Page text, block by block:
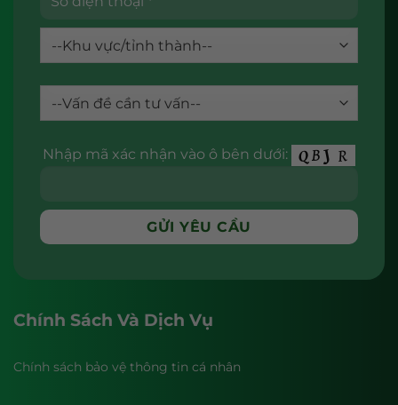
Nhập mã xác nhận vào ô bên dưới:
Chính Sách Và Dịch Vụ
Chính sách bảo vệ thông tin cá nhân